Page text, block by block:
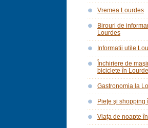
Vremea Lourdes
Birouri de
Lourdes
Informatii utile
Închiriere de
biciclete în
Gastronomia la
Pieţe şi shopping
Viaţa de noapte